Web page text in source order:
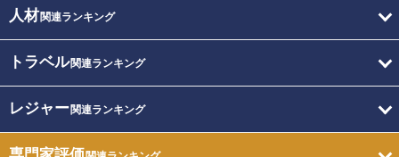
人材関連ランキング
トラベル関連ランキング
レジャー関連ランキング